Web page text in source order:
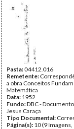
Pasta:04412.016
Remetente:
a obra Conceitos
Matemática
Data: 1952
Fundo:DBC -
Jesus Caraça
Tipo Documental:
Página(s): 10 (9 Imagens,